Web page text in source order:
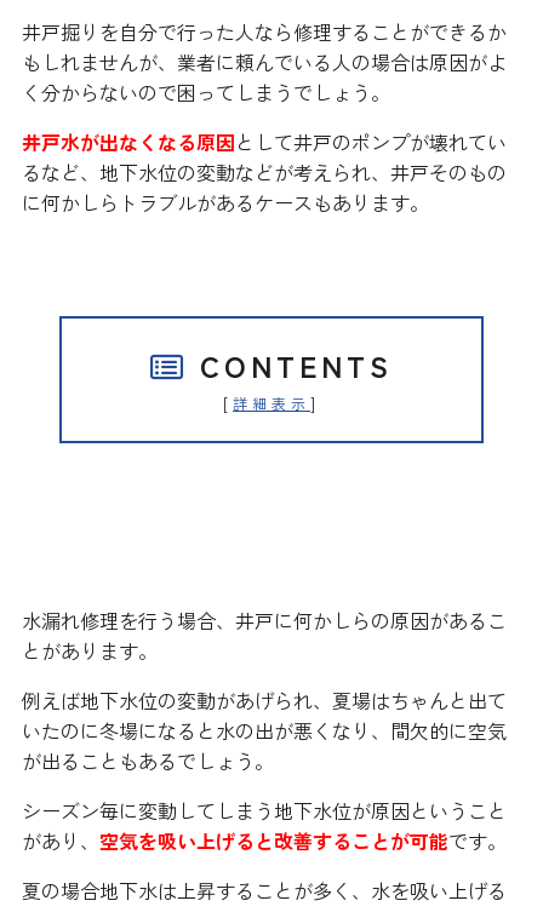
井戸掘りを自分で行った人なら修理することができるか
もしれませんが、業者に頼んでいる人の場合は原因がよ
く分からないので困ってしまうでしょう。
井戸水が出なくなる原因として井戸のポンプが壊れてい
るなど、地下水位の変動などが考えられ、井戸そのもの
に何かしらトラブルがあるケースもあります。
CONTENTS
[ 詳細表示 ]
水漏れ修理を行う場合、井戸に何かしらの原因があるこ
とがあります。
例えば地下水位の変動があげられ、夏場はちゃんと出て
いたのに冬場になると水の出が悪くなり、間欠的に空気
が出ることもあるでしょう。
シーズン毎に変動してしまう地下水位が原因ということ
があり、 空気を吸い上げると改善することが可能です。
夏の場合地下水は上昇することが多く、水を吸い上げる